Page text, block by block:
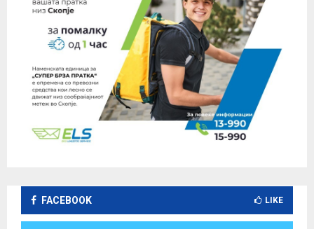
FACEBOOK LIKE